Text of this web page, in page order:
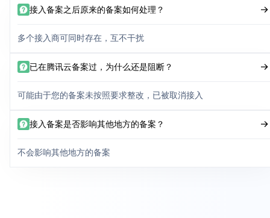
接入备案之后原来的备案如何处理？
多个接入商可同时存在，互不干扰
已在腾讯云备案过，为什么还是阻断？
可能由于您的备案未按照要求整改，已被取消接入
接入备案是否影响其他地方的备案？
不会影响其他地方的备案